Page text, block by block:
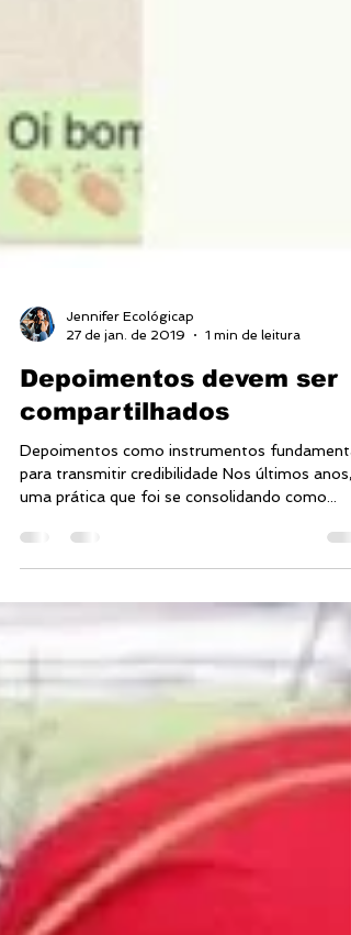
27 de jan. de 2019
1 min de leitura
Depoimentos devem ser
compartilhados
Depoimentos como instrumentos
uma prática que foi se consolidando como...